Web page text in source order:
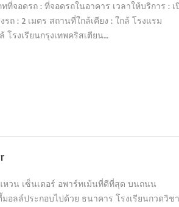
ที่จอดรถ : ที่จอดรถในอาคาร เวลาให้บริการ : เ
ถ : 2 เมตร สถานที่ใกล้เคียง : ใกล้ โรงแรม
โรงเรียนกรุงเทพคริสเตียน…
หวน เซ็นเตอร์ อพาร์ทเม้นที่ดีที่สุด บนถนน
อลล์ประกอบไปด้วย ธนาคาร โรงเรียนกวดวิชา